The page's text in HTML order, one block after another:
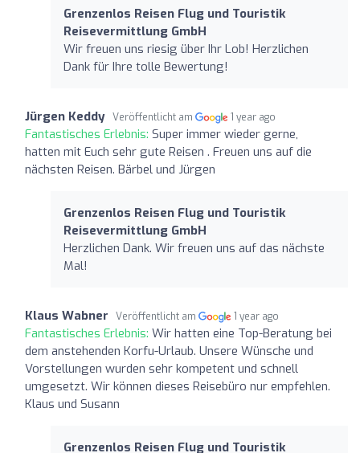
Grenzenlos Reisen Flug und Touristik
Reisevermittlung GmbH
Wir freuen uns riesig über Ihr Lob! Herzlichen
Dank für Ihre tolle Bewertung!
Jürgen Keddy Veröffentlicht am 1 year ago
Fantastisches Erlebnis: Super immer wieder gerne,
hatten mit Euch sehr gute Reisen . Freuen uns auf die
nächsten Reisen. Bärbel und Jürgen
Grenzenlos Reisen Flug und Touristik
Reisevermittlung GmbH
Herzlichen Dank. Wir freuen uns auf das nächste
Mal!
Klaus Wabner Veröffentlicht am 1 year ago
Fantastisches Erlebnis: Wir hatten eine Top-Beratung bei
dem anstehenden Korfu-Urlaub. Unsere Wünsche und
Vorstellungen wurden sehr kompetent und schnell
umgesetzt. Wir können dieses Reisebüro nur empfehlen.
Klaus und Susann
Grenzenlos Reisen Flug und Touristik